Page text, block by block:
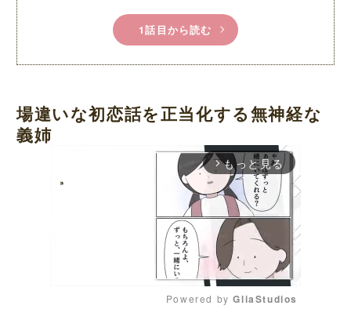
1話目から読む
場違いな初恋話を正当化する無神経な
義姉
arrow_forward_ios もっと見る
Powered by GliaStudios